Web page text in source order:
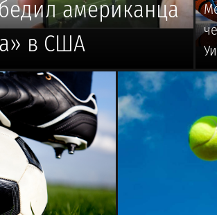
американца
в США